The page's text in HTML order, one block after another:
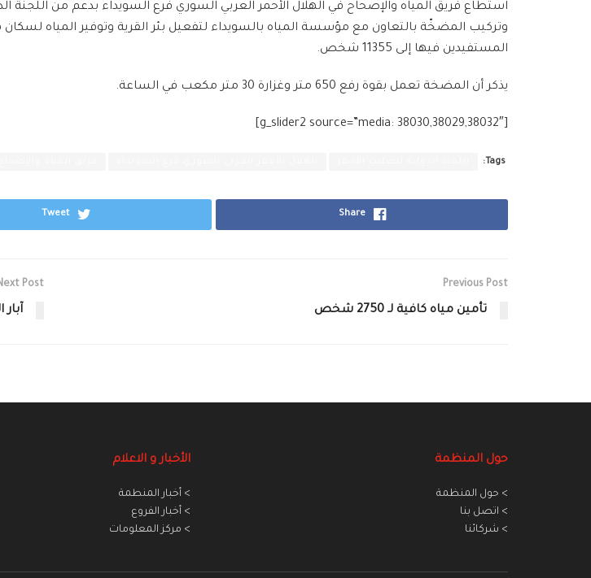
استطاع فريق المياه والإصحاح في الهلال الأحمر العربي السوري فرع السويداء بدعم من اللجنة
وتركيب المضخّة بالتعاون مع مؤسسة المياه بالسويداء لتفعيل بئر القرية وتوفير المياه
المستفيدين فيها إلى 11355 شخص.
يذكر أن المضخة تعمل بقوة رفع 650 متر وغزارة 30 متر مكعب في الساعة.
[g_slider2 source=”media: 38030,38029,38032″]
Tags:
Share
Tweet
Previous Post
تأمين مياه كافية لـ 2750 شخص
Post
حول المنظمة
> حول المنظمة
> اتصل بنا
> شركائنا
الأخبار و الاعلام
> أخبار المنطمة
> أخبار الفروع
> مركز المعلومات